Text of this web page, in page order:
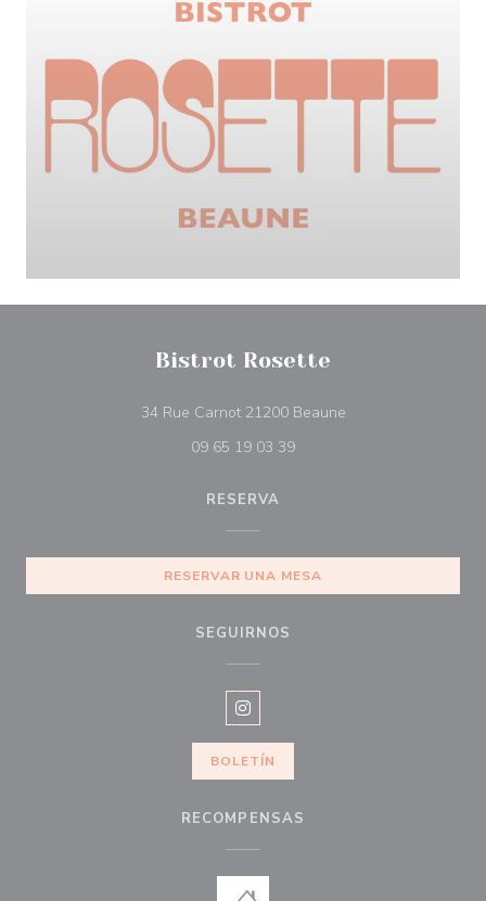
Bistrot Rosette
34 Rue Carnot 21200 Beaune((abre en una
09 65 19 03 39
RESERVA
RESERVAR UNA MESA
SEGUIRNOS
Instagram ((abre en una nueva
BOLETÍN
RECOMPENSAS